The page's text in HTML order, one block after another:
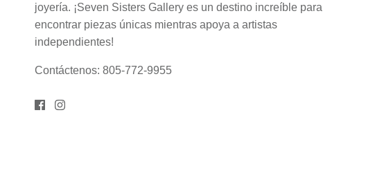
joyería. ¡Seven Sisters Gallery es un destino increíble para
encontrar piezas únicas mientras apoya a artistas
independientes!
Contáctenos: 805-772-9955